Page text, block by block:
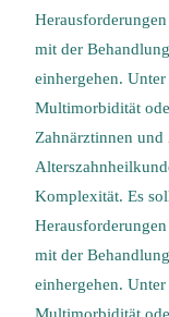
mit der
einhergehen.
Multimorbidität
Zahnärztinnen und
Komplexität. Es
mit der
einhergehen.
Multimorbidität